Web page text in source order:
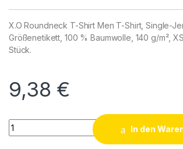
X.O Roundneck T-Shirt Men T-Shirt, Single-
Größenetikett, 100 % Baumwolle, 140 g/m²,
Stück.
9,38 €
X.O Roundneck T-Shirt Men quantity
In den